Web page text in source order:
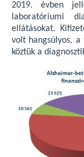
2019. évben
laboratóriumi
ellátásokat.
volt hangsúlyos, a
köztük a